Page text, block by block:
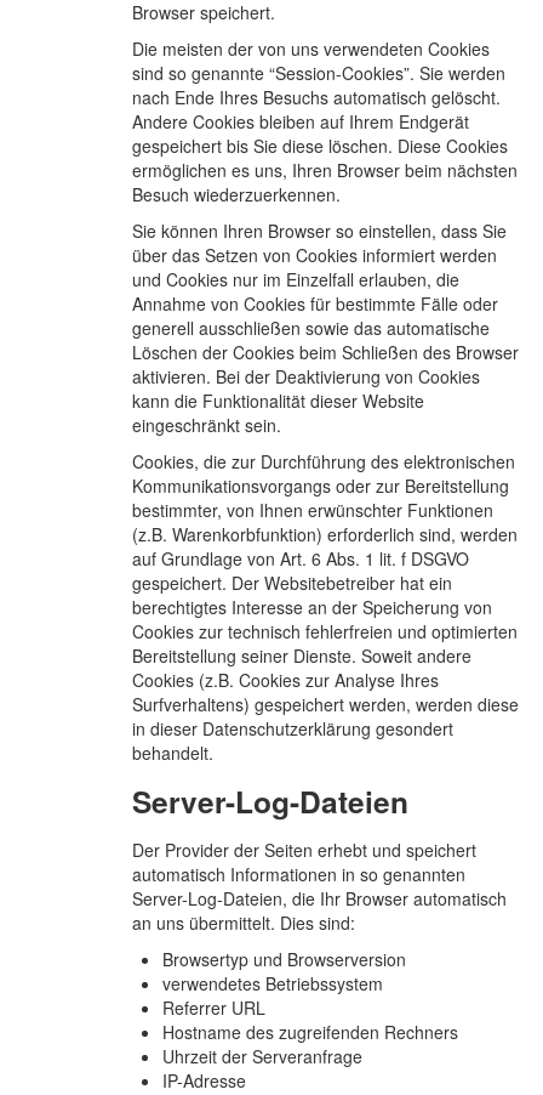
Browser speichert.
Die meisten der von uns verwendeten Cookies
sind so genannte “Session-Cookies”. Sie werden
nach Ende Ihres Besuchs automatisch gelöscht.
Andere Cookies bleiben auf Ihrem Endgerät
gespeichert bis Sie diese löschen. Diese Cookies
ermöglichen es uns, Ihren Browser beim nächsten
Besuch wiederzuerkennen.
Sie können Ihren Browser so einstellen, dass Sie
über das Setzen von Cookies informiert werden
und Cookies nur im Einzelfall erlauben, die
Annahme von Cookies für bestimmte Fälle oder
generell ausschließen sowie das automatische
Löschen der Cookies beim Schließen des Browser
aktivieren. Bei der Deaktivierung von Cookies
kann die Funktionalität dieser Website
eingeschränkt sein.
Cookies, die zur Durchführung des elektronischen
Kommunikationsvorgangs oder zur Bereitstellung
bestimmter, von Ihnen erwünschter Funktionen
(z.B. Warenkorbfunktion) erforderlich sind, werden
auf Grundlage von Art. 6 Abs. 1 lit. f DSGVO
gespeichert. Der Websitebetreiber hat ein
berechtigtes Interesse an der Speicherung von
Cookies zur technisch fehlerfreien und optimierten
Bereitstellung seiner Dienste. Soweit andere
Cookies (z.B. Cookies zur Analyse Ihres
Surfverhaltens) gespeichert werden, werden diese
in dieser Datenschutzerklärung gesondert
behandelt.
Server-Log-Dateien
Der Provider der Seiten erhebt und speichert
automatisch Informationen in so genannten
Server-Log-Dateien, die Ihr Browser automatisch
an uns übermittelt. Dies sind:
Browsertyp und Browserversion
verwendetes Betriebssystem
Referrer URL
Hostname des zugreifenden Rechners
Uhrzeit der Serveranfrage
IP-Adresse